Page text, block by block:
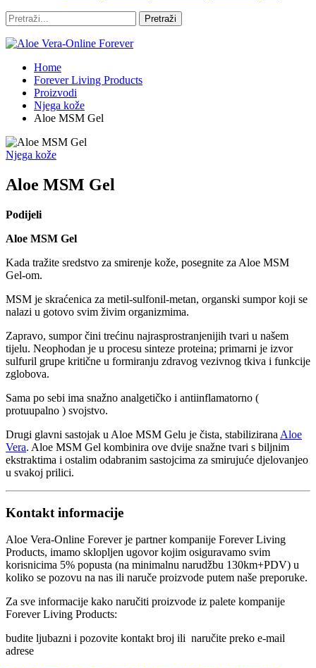
Home
Forever Living Products
Proizvodi
Njega kože
Aloe MSM Gel
Njega kože
Aloe MSM Gel
Podijeli
Aloe MSM Gel
Kada tražite sredstvo za smirenje kože, posegnite za Aloe MSM
Gel-om.
MSM je skraćenica za metil-sulfonil-metan, organski sumpor koji se
nalazi u gotovo svim živim organizmima.
Zapravo, sumpor čini trećinu najrasprostranjenijih tvari u našem
tijelu. Neophodan je u procesu sinteze proteina; primarni je izvor
sulfuril grupe kritične u formiranju zdravog vezivnog tkiva i funkcije
zglobova.
Sama po sebi ima snažno analgetičko i antiinflamatorno (
protuupalno ) svojstvo.
Drugi glavni sastojak u Aloe MSM Gelu je čista, stabilizirana Aloe
Vera. Aloe MSM Gel kombinira ove dvije snažne tvari s biljnim
ekstraktima i ostalim odabranim sastojcima za smirujuće djelovanjeo
u svakoj prilici.
Kontakt informacije
Aloe Vera-Online Forever je partner kompanije Forever Living
Products, imamo sklopljen ugovor kojim osiguravamo svim
korisnicima 5% popusta (na minimalnu narudžbu 130km+PDV) u
koliko se pozovu na nas ili naruče proizvode putem naše preporuke.
Za sve informacije kako naručiti proizvode iz palete kompanije
Forever Living Products:
budite ljubazni i pozovite kontakt broj ili naručite preko e-mail
adrese